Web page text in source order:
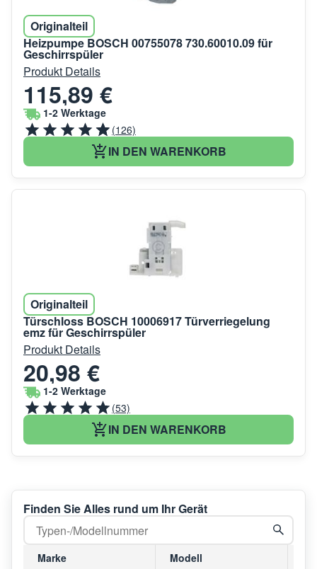
Originalteil
Heizpumpe BOSCH 00755078 730.60010.09 für
Geschirrspüler
Produkt Details
115,89 €
1-2 Werktage
(126)
IN DEN WARENKORB
Originalteil
Türschloss BOSCH 10006917 Türverriegelung
emz für Geschirrspüler
Produkt Details
20,98 €
1-2 Werktage
(53)
IN DEN WARENKORB
Finden Sie Alles rund um Ihr Gerät
Marke Modell